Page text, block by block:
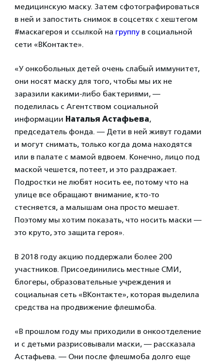
медицинскую маску. Затем сфотографироваться
в ней и запостить снимок в соцсетях с хештегом
#маскагероя и ссылкой на группу в социальной
сети «ВКонтакте».
«У онкобольных детей очень слабый иммунитет,
они носят маску для того, чтобы мы их не
заразили какими-либо бактериями, —
поделилась с Агентством социальной
информации Наталья Астафьева,
председатель фонда. — Дети в ней живут годами
и могут снимать, только когда дома находятся
или в палате с мамой вдвоем. Конечно, лицо под
маской чешется, потеет, и это раздражает.
Подростки не любят носить ее, потому что на
улице все обращают внимание, кто-то
стесняется, а малышам она просто мешает.
Поэтому мы хотим показать, что носить маски —
это круто, это защита героя».
В 2018 году акцию поддержали более 200
участников. Присоединились местные СМИ,
блогеры, образовательные учреждения и
социальная сеть «ВКонтакте», которая выделила
средства на продвижение флешмоба.
«В прошлом году мы приходили в онкоотделение
и с детьми разрисовывали маски, — рассказала
Астафьева. — Они после флешмоба долго еще